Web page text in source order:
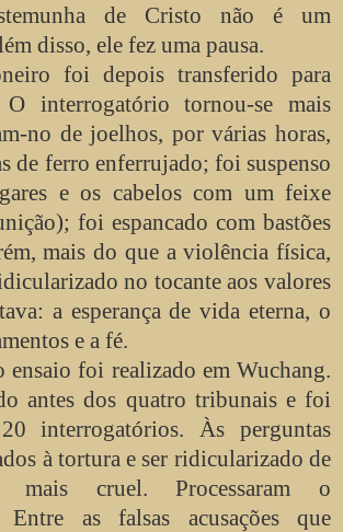
de Cristo não é um
disso, ele fez uma pausa.
foi depois transferido para
interrogatório tornou-se mais
no de joelhos, por várias horas,
de ferro enferrujado; foi suspenso
e os cabelos com um feixe
foi espancado com bastões
mais do que a violência física,
no tocante aos valores
a esperança de vida eterna, o
e a fé.
ensaio foi realizado em Wuchang.
antes dos quatro tribunais e foi
interrogatórios. Às perguntas
à tortura e ser ridicularizado de
mais cruel. Processaram o
as falsas acusações que